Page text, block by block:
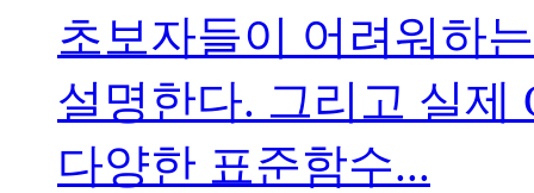
초보자들이 어려워하
설명한다. 그리고 실제
다양한 표준함수...